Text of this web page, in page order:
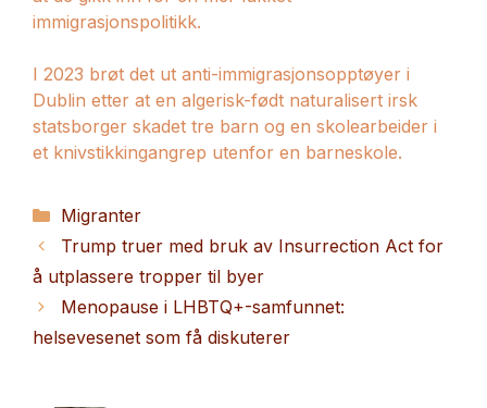
immigrasjonspolitikk.
I 2023 brøt det ut anti-immigrasjonsopptøyer i
Dublin etter at en algerisk-født naturalisert irsk
statsborger skadet tre barn og en skolearbeider i
et knivstikkingangrep utenfor en barneskole.
Kategorier
Migranter
Trump truer med bruk av Insurrection Act for
å utplassere tropper til byer
Menopause i LHBTQ+-samfunnet:
helsevesenet som få diskuterer